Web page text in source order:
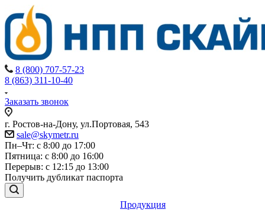
8 (800) 707-57-23
8 (863) 311-10-40
Заказать звонок
г. Ростов-на-Дону, ул.Портовая, 543
sale@skymetr.ru
Пн–Чт: с 8:00 до 17:00
Пятница: с 8:00 до 16:00
Перерыв: с 12:15 до 13:00
Получить дубликат паспорта
Продукция